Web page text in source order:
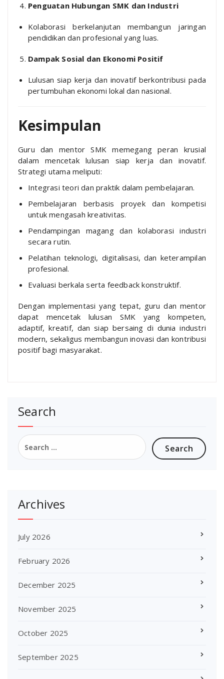
Penguatan Hubungan SMK dan Industri
Kolaborasi berkelanjutan membangun jaringan
pendidikan dan profesional yang luas.
Dampak Sosial dan Ekonomi Positif
Lulusan siap kerja dan inovatif berkontribusi pada
pertumbuhan ekonomi lokal dan nasional.
Kesimpulan
Guru dan mentor SMK memegang peran krusial
dalam mencetak lulusan siap kerja dan inovatif.
Strategi utama meliputi:
Integrasi teori dan praktik dalam pembelajaran.
Pembelajaran berbasis proyek dan kompetisi
untuk mengasah kreativitas.
Pendampingan magang dan kolaborasi industri
secara rutin.
Pelatihan teknologi, digitalisasi, dan keterampilan
profesional.
Evaluasi berkala serta feedback konstruktif.
Dengan implementasi yang tepat, guru dan mentor
dapat mencetak lulusan SMK yang kompeten,
adaptif, kreatif, dan siap bersaing di dunia industri
modern, sekaligus membangun inovasi dan kontribusi
positif bagi masyarakat.
Search
Search
for:
Archives
July 2026
February 2026
December 2025
November 2025
October 2025
September 2025